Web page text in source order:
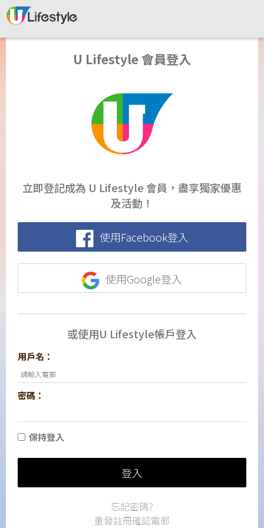
U Lifestyle 會員登入
立即登記成為 U Lifestyle 會員，盡享獨家優惠
及活動！
使用Facebook登入
使用Google登入
或使用U Lifestyle帳戶登入
用戶名：
密碼：
保持登入
登入
忘記密碼?
重發註冊確認電郵